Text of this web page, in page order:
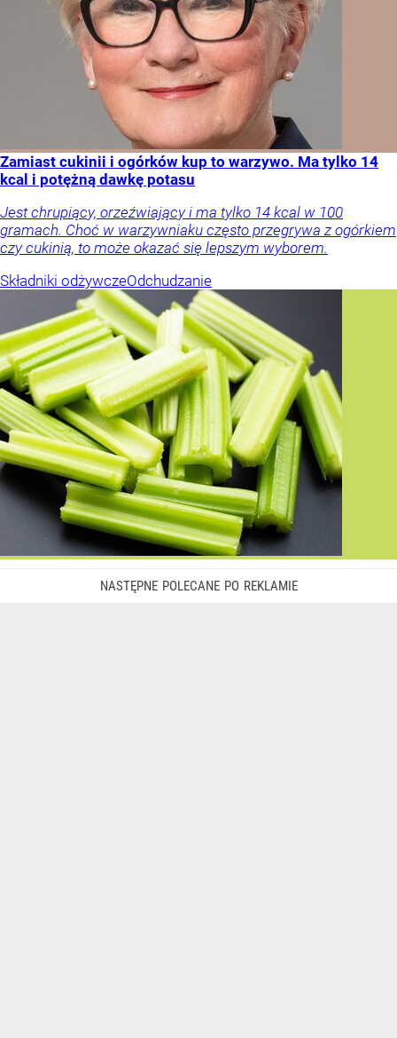
Zamiast cukinii i ogórków kup to warzywo. Ma tylko 14
kcal i potężną dawkę potasu
Jest chrupiący, orzeźwiający i ma tylko 14 kcal w 100
gramach. Choć w warzywniaku często przegrywa z ogórkiem
czy cukinią, to może okazać się lepszym wyborem.
Składniki odżywczeOdchudzanie